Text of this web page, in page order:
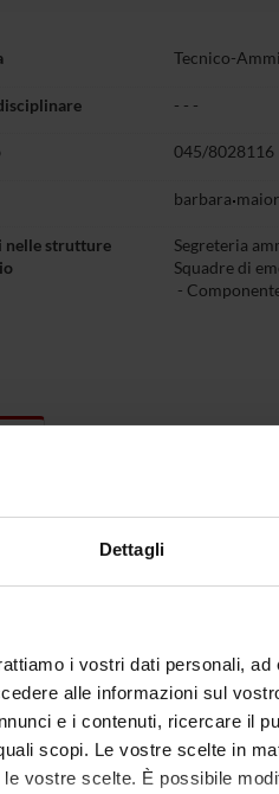
Dettagli
i vostri dati personali,
alle informazioni sul
e i contenuti, ricercare il
scopi. Le vostre scelte in
vostre scelte. È possibile
Tecnico-
- - -
045/8028116
barbara
nelle strutture
Segreteria
Squadre di
-
MAIORANA
TA
Consiglio del